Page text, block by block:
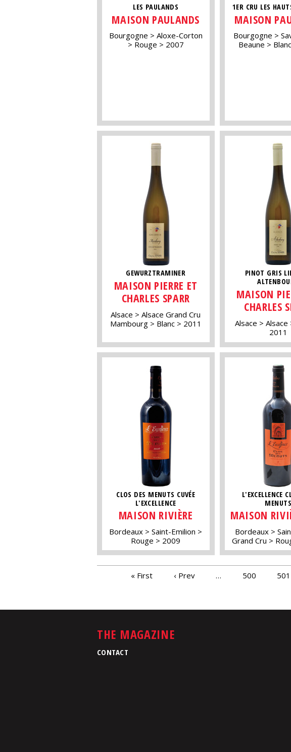
LES PAULANDS
MAISON PAULANDS
Bourgogne
Aloxe-Corton
Rouge
2007
1ER CRU LES
MAISON
Bourgogne
Beaune
Blanc
GEWURZTRAMINER
MAISON PIERRE ET
CHARLES SPARR
Alsace
Alsace Grand Cru
Mambourg
Blanc 2011
PINOT GRIS
MAISON
CHARLES
Alsace Alsace
2011
CLOS DES MENUTS CUVÉE
L'EXCELLENCE
MAISON RIVIÈRE
Bordeaux
Saint-Emilion
Rouge
2009
L'EXCELLENCE
MENUTS
MAISON
Bordeaux
Grand Cru
« First ‹ Prev … 500 501
THE MAGAZINE
CONTACT